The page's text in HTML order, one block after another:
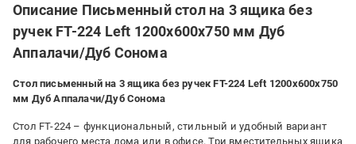
Описание Письменный стол на 3 ящика без
ручек FT-224 Left 1200x600x750 мм Дуб
Аппалачи/Дуб Сонома
Стол письменный на 3 ящика без ручек FT-224 Left 1200x600x750
мм Дуб Аппалачи/Дуб Сонома
Стол FT-224 – функциональный, стильный и удобный вариант
для рабочего места дома или в офисе. Три вместительных ящика